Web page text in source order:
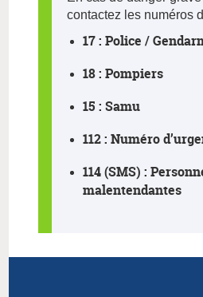
contactez les numéros
17 : Police /
18 : Pompiers
15 : Samu
112 : Numéro
114 (SMS) :
malentendantes